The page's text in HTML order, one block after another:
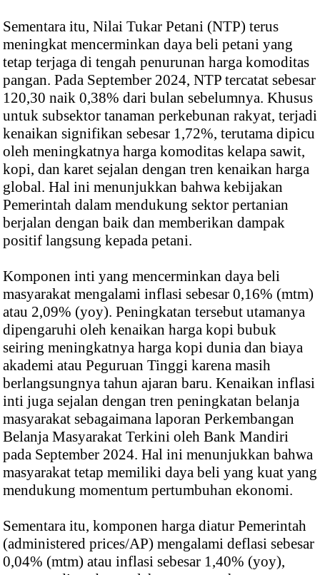
Sementara itu, Nilai Tukar Petani (NTP) terus
meningkat mencerminkan daya beli petani yang
tetap terjaga di tengah penurunan harga komoditas
pangan. Pada September 2024, NTP tercatat sebesar
120,30 naik 0,38% dari bulan sebelumnya. Khusus
untuk subsektor tanaman perkebunan rakyat, terjadi
kenaikan signifikan sebesar 1,72%, terutama dipicu
oleh meningkatnya harga komoditas kelapa sawit,
kopi, dan karet sejalan dengan tren kenaikan harga
global. Hal ini menunjukkan bahwa kebijakan
Pemerintah dalam mendukung sektor pertanian
berjalan dengan baik dan memberikan dampak
positif langsung kepada petani.
Komponen inti yang mencerminkan daya beli
masyarakat mengalami inflasi sebesar 0,16% (mtm)
atau 2,09% (yoy). Peningkatan tersebut utamanya
dipengaruhi oleh kenaikan harga kopi bubuk
seiring meningkatnya harga kopi dunia dan biaya
akademi atau Peguruan Tinggi karena masih
berlangsungnya tahun ajaran baru. Kenaikan inflasi
inti juga sejalan dengan tren peningkatan belanja
masyarakat sebagaimana laporan Perkembangan
Belanja Masyarakat Terkini oleh Bank Mandiri
pada September 2024. Hal ini menunjukkan bahwa
masyarakat tetap memiliki daya beli yang kuat yang
mendukung momentum pertumbuhan ekonomi.
Sementara itu, komponen harga diatur Pemerintah
(administered prices/AP) mengalami deflasi sebesar
0,04% (mtm) atau inflasi sebesar 1,40% (yoy),